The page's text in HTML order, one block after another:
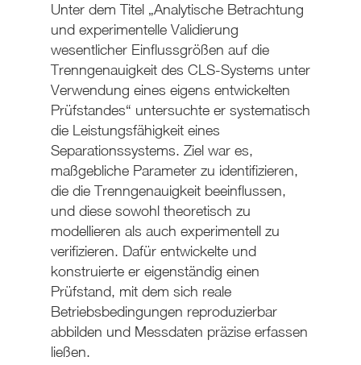
Unter dem Titel „Analytische Betrachtung
und experimentelle Validierung
wesentlicher Einflussgrößen auf die
Trenngenauigkeit des CLS-Systems unter
Verwendung eines eigens entwickelten
Prüfstandes“ untersuchte er systematisch
die Leistungsfähigkeit eines
Separationssystems. Ziel war es,
maßgebliche Parameter zu identifizieren,
die die Trenngenauigkeit beeinflussen,
und diese sowohl theoretisch zu
modellieren als auch experimentell zu
verifizieren. Dafür entwickelte und
konstruierte er eigenständig einen
Prüfstand, mit dem sich reale
Betriebsbedingungen reproduzierbar
abbilden und Messdaten präzise erfassen
ließen.